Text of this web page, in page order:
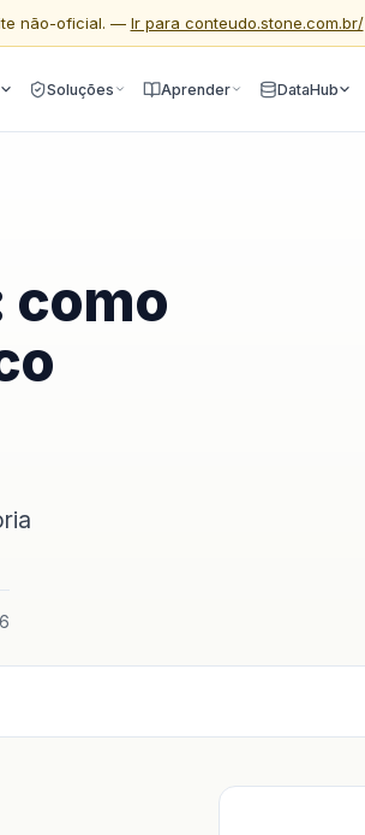
não-oficial. — Ir para conteudo.stone.com.br/
Soluções Aprender DataHub
como